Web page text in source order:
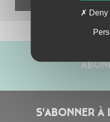
S'ABONNER À